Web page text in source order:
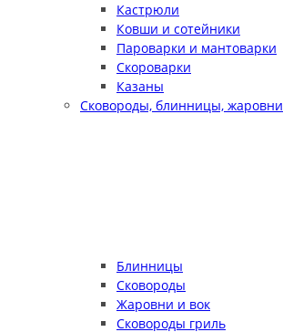
Кастрюли
Ковши и сотейники
Пароварки и мантоварки
Скороварки
Казаны
Сковороды, блинницы, жаровни
Блинницы
Сковороды
Жаровни и вок
Сковороды гриль